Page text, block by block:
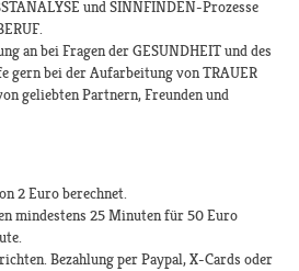
und SINNFINDEN-Prozesse
an bei Fragen der GESUNDHEIT und des
gern bei der Aufarbeitung von TRAUER
geliebten Partnern, Freunden und
2 Euro berechnet.
mindestens 25 Minuten für 50 Euro
Bezahlung per Paypal, X-Cards oder